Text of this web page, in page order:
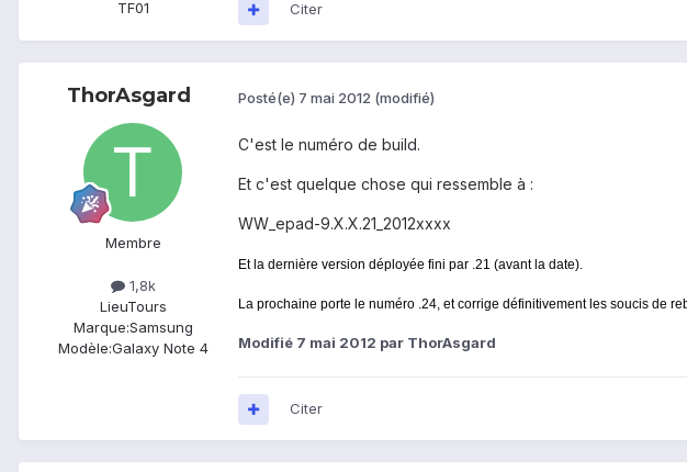
TF01 Citer
ThorAsgard
Membre
1,8k
LieuTours
Marque:Samsung
Modèle:Galaxy Note 4
Posté(e) 7 mai 2012 (modifié)
C'est le numéro de build.
Et c'est quelque chose qui ressemble à :
WW_epad-9.X.X.21_2012xxxx
​Et la dernière version déployée fini par .21 (avant la date).
La prochaine porte le numéro .24, et corrige définitivement les soucis de
Modifié 7 mai 2012 par ThorAsgard
Citer